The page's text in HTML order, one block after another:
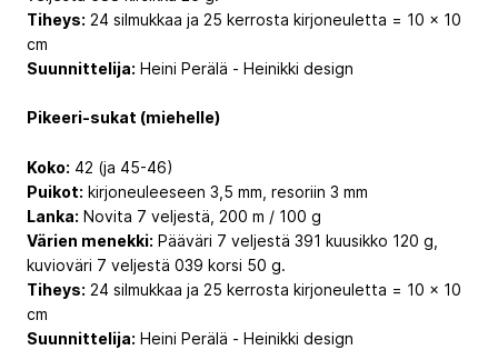
Tiheys: 24 silmukkaa ja 25 kerrosta kirjoneuletta = 10 x 10
cm
Suunnittelija: Heini Perälä - Heinikki design
Pikeeri-sukat (miehelle)
Koko: 42 (ja 45-46)
Puikot: kirjoneuleeseen 3,5 mm, resoriin 3 mm
Lanka: Novita 7 veljestä, 200 m / 100 g
Värien menekki: Pääväri 7 veljestä 391 kuusikko 120 g,
kuvioväri 7 veljestä 039 korsi 50 g.
Tiheys: 24 silmukkaa ja 25 kerrosta kirjoneuletta = 10 x 10
cm
Suunnittelija: Heini Perälä - Heinikki design